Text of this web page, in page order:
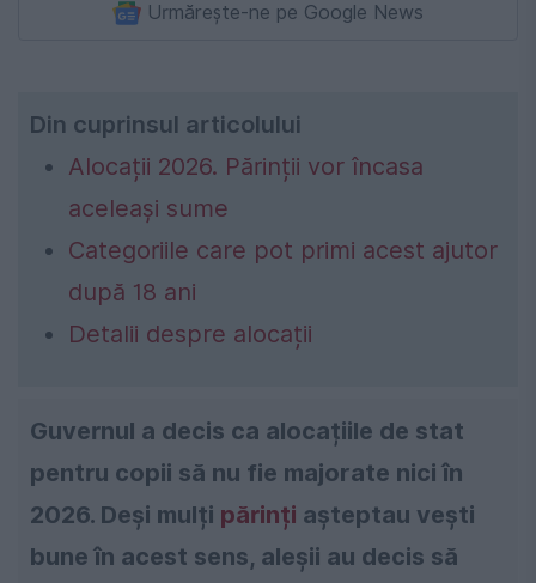
Urmărește-ne pe Google News
Din cuprinsul articolului
Alocații 2026. Părinții vor încasa
aceleași sume
Categoriile care pot primi acest ajutor
după 18 ani
Detalii despre alocații
Guvernul a decis ca alocațiile de stat
pentru copii să nu fie majorate nici în
2026. Deși mulți părinți așteptau vești
bune în acest sens, aleșii au decis să